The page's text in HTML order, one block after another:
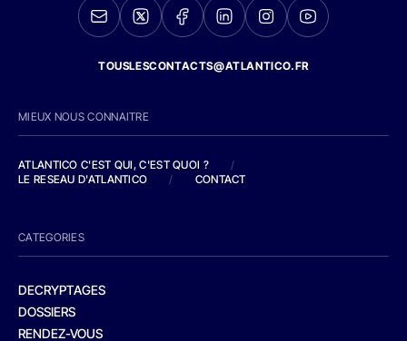
TOUSLESCONTACTS@ATLANTICO.FR
MIEUX NOUS CONNAITRE
ATLANTICO C'EST QUI, C'EST QUOI ?
/
LE RESEAU D'ATLANTICO
/ CONTACT
CATEGORIES
DECRYPTAGES
DOSSIERS
RENDEZ-VOUS